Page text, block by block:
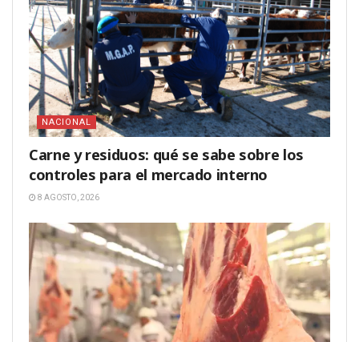
NACIONAL
Carne y residuos: qué se sabe sobre los
controles para el mercado interno
8 AGOSTO, 2026